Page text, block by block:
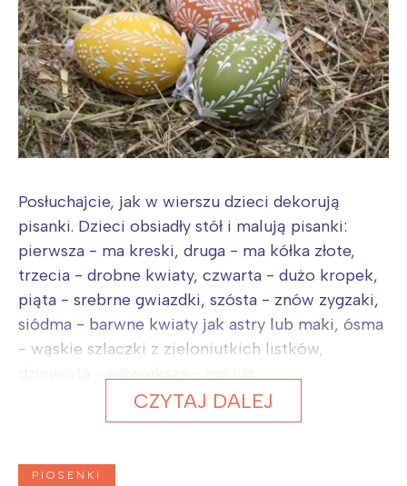
Posłuchajcie, jak w wierszu dzieci dekorują
pisanki. Dzieci obsiadły stół i malują pisanki:
pierwsza - ma kreski, druga - ma kółka złote,
trzecia - drobne kwiaty, czwarta - dużo kropek,
piąta - srebrne gwiazdki, szósta - znów zygzaki,
siódma - barwne kwiaty jak astry lub maki, ósma
- wąskie szlaczki z zieloniutkich listków,
CZYTAJ DALEJ
PIOSENKI